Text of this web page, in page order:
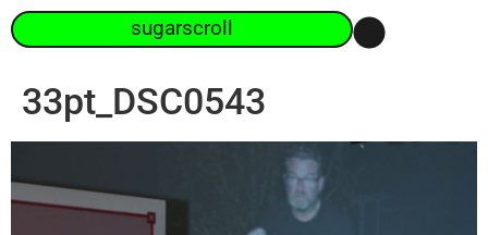
sugarscroll
33pt_DSC0543